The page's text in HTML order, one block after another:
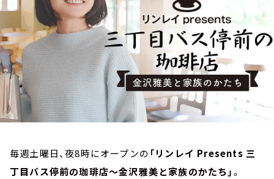
毎週土曜日、夜8時にオープンの 「リンレイ Presents 三
丁目バス停前の珈琲店～金沢雅美と家族のかたち」。